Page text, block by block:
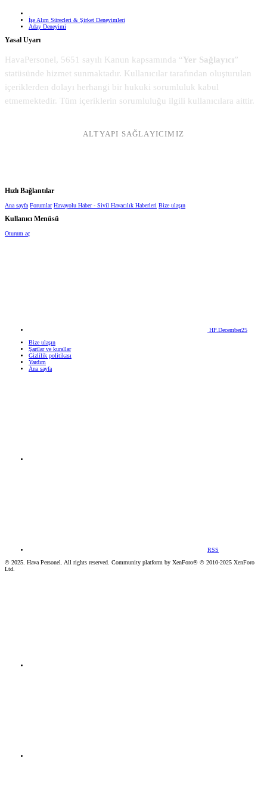
İşe Alım Süreçleri & Şirket Deneyimleri
Aday Deneyimi
Yasal Uyarı
HavaPersonel, 5651 sayılı Kanun kapsamında “Yer Sağlayıcı”
statüsünde hizmet sunmaktadır. Kullanıcılar tarafından oluşturulan
içeriklerden dolayı herhangi bir hukuki sorumluluk kabul
etmemektedir. Tüm içeriklerin sorumluluğu ilgili kullanıcılara aittir.
ALTYAPI SAĞLAYICIMIZ
Hızlı Bağlantılar
Ana sayfa Forumlar Havayolu Haber - Sivil Havacılık Haberleri Bize ulaşın
Kullanıcı Menüsü
Oturum aç
HP.December25
Bize ulaşın
Şartlar ve kurallar
Gizlilik politikası
Yardım
Ana sayfa
RSS
© 2025. Hava Personel. All rights reserved. Community platform by XenForo® © 2010-2025 XenForo
Ltd.